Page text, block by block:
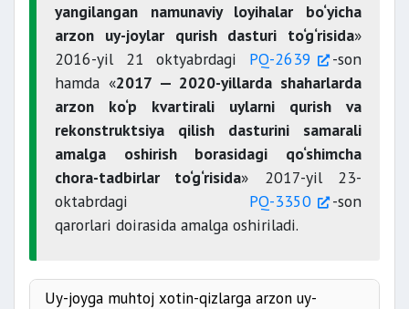
yangilangan namunaviy loyihalar bo‘yicha
arzon uy-joylar qurish dasturi to‘g‘risida»
2016-yil 21 oktyabrdagi PQ-2639
-son
hamda «2017 — 2020-yillarda shaharlarda
arzon ko‘p kvartirali uylarni qurish va
rekonstruktsiya qilish dasturini samarali
amalga oshirish borasidagi qo‘shimcha
chora-tadbirlar to‘g‘risida» 2017-yil 23-
oktabrdagi PQ-3350
-son
qarorlari doirasida amalga oshiriladi.
Uy-joyga muhtoj xotin-qizlarga arzon uy-